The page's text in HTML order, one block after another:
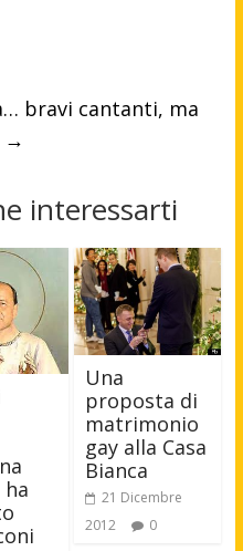
bravi cantanti, ma
→
interessarti
Una
proposta di
matrimonio
gay alla Casa
Bianca
21 Dicembre
2012
0